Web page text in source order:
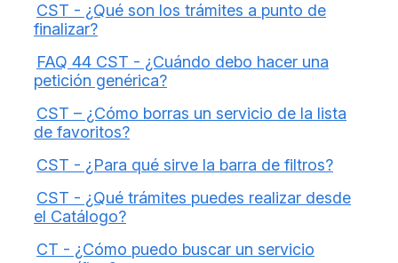
CST - ¿Qué son los trámites a punto de
finalizar?
FAQ 44 CST - ¿Cuándo debo hacer una
petición genérica?
CST – ¿Cómo borras un servicio de la lista
de favoritos?
CST - ¿Para qué sirve la barra de filtros?
CST - ¿Qué trámites puedes realizar desde
el Catálogo?
CT - ¿Cómo puedo buscar un servicio